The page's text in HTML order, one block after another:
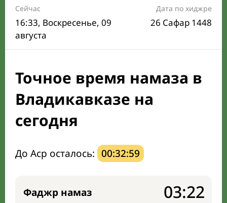
Расписание на месяц
Время Сухура и Ифтара на сегодня
Календарь рамадана
Мечети и молельные комнаты
Направление киблы
Сейчас
16:33, Воскресенье, 09
августа
Дата по хиджре
26 Сафар 1448
Точное время намаза в
Владикавказе на
сегодня
До Аср осталось: 00:32:58
Фаджр намаз 03:22